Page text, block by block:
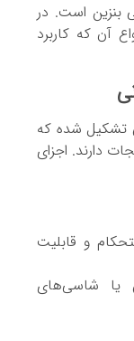
است. در
آن که کاربرد
شده که
دارند. اجزای
و قابلیت
یا شاسی‌های